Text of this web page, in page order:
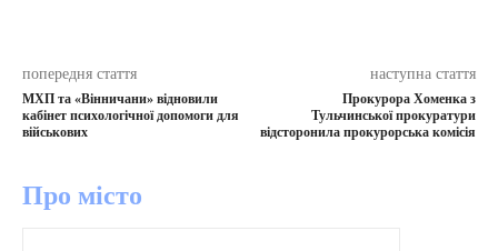
попередня стаття
МХП та «Вінничани» відновили
кабінет психологічної допомоги для
військових
наступна стаття
Прокурора Хоменка з
Тульчинської прокуратури
відсторонила прокурорська комісія
Про місто